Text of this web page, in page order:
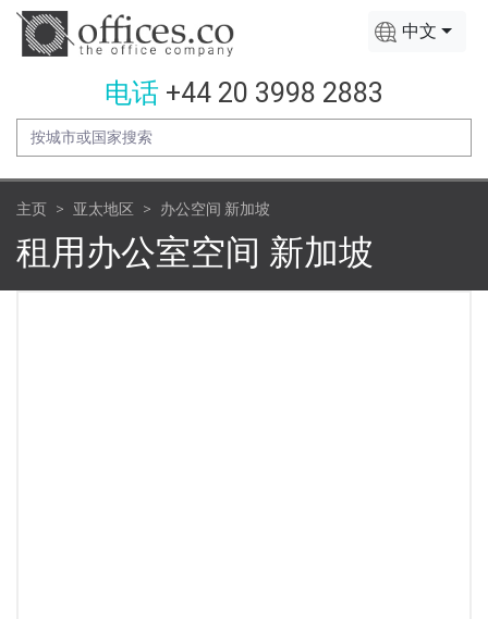
中文
电话 +44 20 3998 2883
主页 亚太地区 办公空间 新加坡
租用办公室空间 新加坡